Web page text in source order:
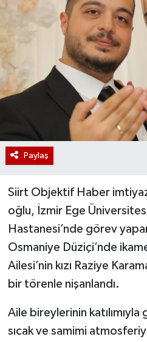
Paylaş
Siirt Objektif Haber imtiyaz
oğlu, İzmir Ege
Hastanesi’nde görev
Osmaniye Düziçi’nde
Ailesi’nin kızı Raziye
bir törenle nişanlandı.
Aile bireylerinin
sıcak ve samimi